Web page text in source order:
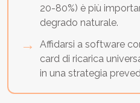
20-80%) è più
degrado naturale.
Affidarsi a software
card di ricarica
in una strategia